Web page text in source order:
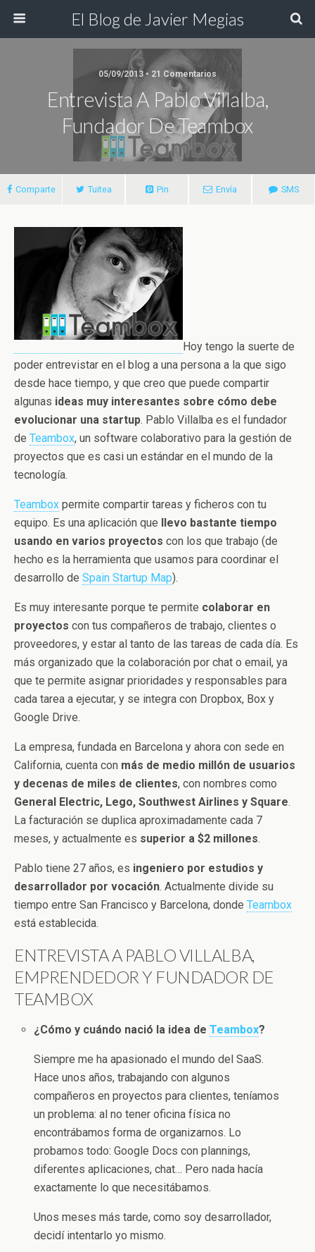
El Blog de Javier Megias
05/09/2013 • 21 Comentarios
Entrevista A Pablo Villalba,
Fundador De Teambox
Comparte Tuitea Pin Envía SMS
Hoy tengo la suerte de
poder entrevistar en el blog a una persona a la que sigo
desde hace tiempo, y que creo que puede compartir
algunas ideas muy interesantes sobre cómo debe
evolucionar una startup. Pablo Villalba es el fundador
de Teambox, un software colaborativo para la gestión de
proyectos que es casi un estándar en el mundo de la
tecnología.
Teambox permite compartir tareas y ficheros con tu
equipo. Es una aplicación que llevo bastante tiempo
usando en varios proyectos con los que trabajo (de
hecho es la herramienta que usamos para coordinar el
desarrollo de Spain Startup Map).
Es muy interesante porque te permite colaborar en
proyectos con tus compañeros de trabajo, clientes o
proveedores, y estar al tanto de las tareas de cada día. Es
más organizado que la colaboración por chat o email, ya
que te permite asignar prioridades y responsables para
cada tarea a ejecutar, y se integra con Dropbox, Box y
Google Drive.
La empresa, fundada en Barcelona y ahora con sede en
California, cuenta con más de medio millón de usuarios
y decenas de miles de clientes, con nombres como
General Electric, Lego, Southwest Airlines y Square.
La facturación se duplica aproximadamente cada 7
meses, y actualmente es superior a $2 millones.
Pablo tiene 27 años, es ingeniero por estudios y
desarrollador por vocación. Actualmente divide su
tiempo entre San Francisco y Barcelona, donde Teambox
está establecida.
ENTREVISTA A PABLO VILLALBA,
EMPRENDEDOR Y FUNDADOR DE
TEAMBOX
¿Cómo y cuándo nació la idea de Teambox?
Siempre me ha apasionado el mundo del SaaS.
Hace unos años, trabajando con algunos
compañeros en proyectos para clientes, teníamos
un problema: al no tener oficina física no
encontrábamos forma de organizarnos. Lo
probamos todo: Google Docs con plannings,
diferentes aplicaciones, chat… Pero nada hacía
exactamente lo que necesitábamos.
Unos meses más tarde, como soy desarrollador,
decidí intentarlo yo mismo.